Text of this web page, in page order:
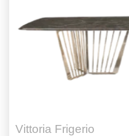
Vittoria Frigerio